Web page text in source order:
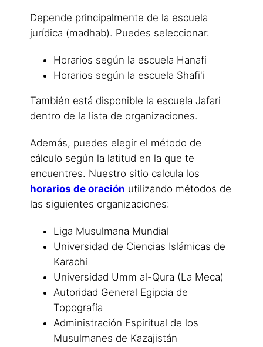
Depende principalmente de la escuela
jurídica (madhab). Puedes seleccionar:
Horarios según la escuela Hanafi
Horarios según la escuela Shafi'i
También está disponible la escuela Jafari
dentro de la lista de organizaciones.
Además, puedes elegir el método de
cálculo según la latitud en la que te
encuentres. Nuestro sitio calcula los
horarios de oración utilizando métodos de
las siguientes organizaciones:
Liga Musulmana Mundial
Universidad de Ciencias Islámicas de
Karachi
Universidad Umm al-Qura (La Meca)
Autoridad General Egipcia de
Topografía
Administración Espiritual de los
Musulmanes de Kazajistán